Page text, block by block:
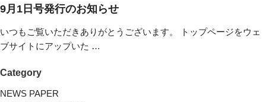
9月1日号発行のお知らせ
いつもご覧いただきありがとうございます。 トップページをウェ
ブサイトにアップいた …
Category
NEWS PAPER